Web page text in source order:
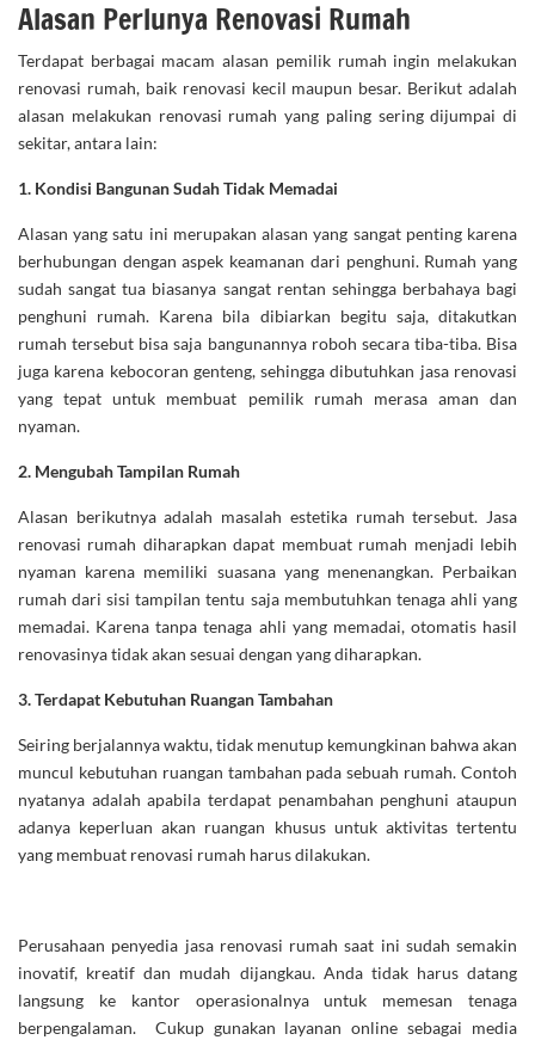
Alasan Perlunya Renovasi Rumah
Terdapat berbagai macam alasan pemilik rumah ingin melakukan
renovasi rumah, baik renovasi kecil maupun besar. Berikut adalah
alasan melakukan renovasi rumah yang paling sering dijumpai di
sekitar, antara lain:
1. Kondisi Bangunan Sudah Tidak Memadai
Alasan yang satu ini merupakan alasan yang sangat penting karena
berhubungan dengan aspek keamanan dari penghuni. Rumah yang
sudah sangat tua biasanya sangat rentan sehingga berbahaya bagi
penghuni rumah. Karena bila dibiarkan begitu saja, ditakutkan
rumah tersebut bisa saja bangunannya roboh secara tiba-tiba. Bisa
juga karena kebocoran genteng, sehingga dibutuhkan jasa renovasi
yang tepat untuk membuat pemilik rumah merasa aman dan
nyaman.
2. Mengubah Tampilan Rumah
Alasan berikutnya adalah masalah estetika rumah tersebut. Jasa
renovasi rumah diharapkan dapat membuat rumah menjadi lebih
nyaman karena memiliki suasana yang menenangkan. Perbaikan
rumah dari sisi tampilan tentu saja membutuhkan tenaga ahli yang
memadai. Karena tanpa tenaga ahli yang memadai, otomatis hasil
renovasinya tidak akan sesuai dengan yang diharapkan.
3.Terdapat Kebutuhan Ruangan Tambahan
Seiring berjalannya waktu, tidak menutup kemungkinan bahwa akan
muncul kebutuhan ruangan tambahan pada sebuah rumah. Contoh
nyatanya adalah apabila terdapat penambahan penghuni ataupun
adanya keperluan akan ruangan khusus untuk aktivitas tertentu
yang membuat renovasi rumah harus dilakukan.
Perusahaan penyedia jasa renovasi rumah saat ini sudah semakin
inovatif, kreatif dan mudah dijangkau. Anda tidak harus datang
langsung ke kantor operasionalnya untuk memesan tenaga
berpengalaman. Cukup gunakan layanan online sebagai media